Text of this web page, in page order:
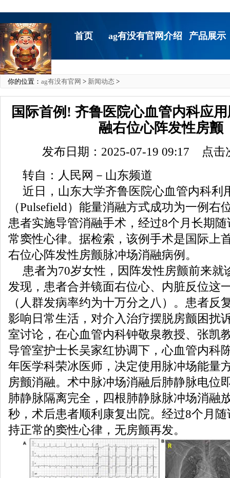
首页 ag有没有官网介绍 产品展示
你的位置： ag有没有官网 > 新闻动态 >
国际首例! 齐鲁医院心血管内科应
融右位心阵发性房颤
发布日期：2025-07-19 09:17 点击
转自：人民网－山东频道
近日，山东大学齐鲁医院心血管内科利
（Pulsefield）能量消融方式成功为一例右
患者实施导管消融手术，经过8个月长期
常窦性心律。据检索，该例手术是国际上
右位心阵发性房颤脉冲场消融病例。
患者为70岁女性，因阵发性房颤前来就
发现，患者合并镜面右位心、内脏反位这
（人群发病率约为十万分之八）。患者反
影响日常生活，对介入治疗摆脱房颤困扰
室讨论，在心血管内科钟敬泉教授、张凯
导管室护士长吴家红协调下，心血管内科
年医学科荣冰医师，决定使用脉冲场能量
房颤消融。术中脉冲场消融后肺静脉电位
肺静脉隔离完全，四根肺静脉脉冲场消融
秒，术后患者顺利康复出院。经过8个月
持正常的窦性心律，无房颤再发。